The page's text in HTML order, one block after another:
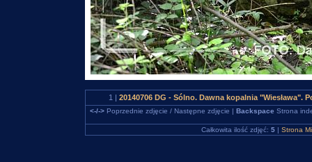
1 | 20140706 DG - Sólno. Dawna kopalnia
<-/->Poprzednie zdjęcie / Następne zdjęcie | Backspace Strona
Całkowita ilość zdjęć: 5 | Strona